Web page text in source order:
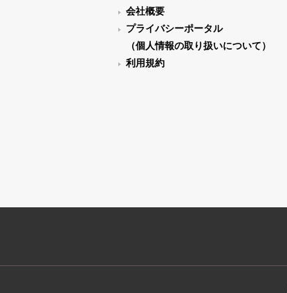
会社概要
プライバシーポータル
（個人情報の取り扱いについて）
利用規約